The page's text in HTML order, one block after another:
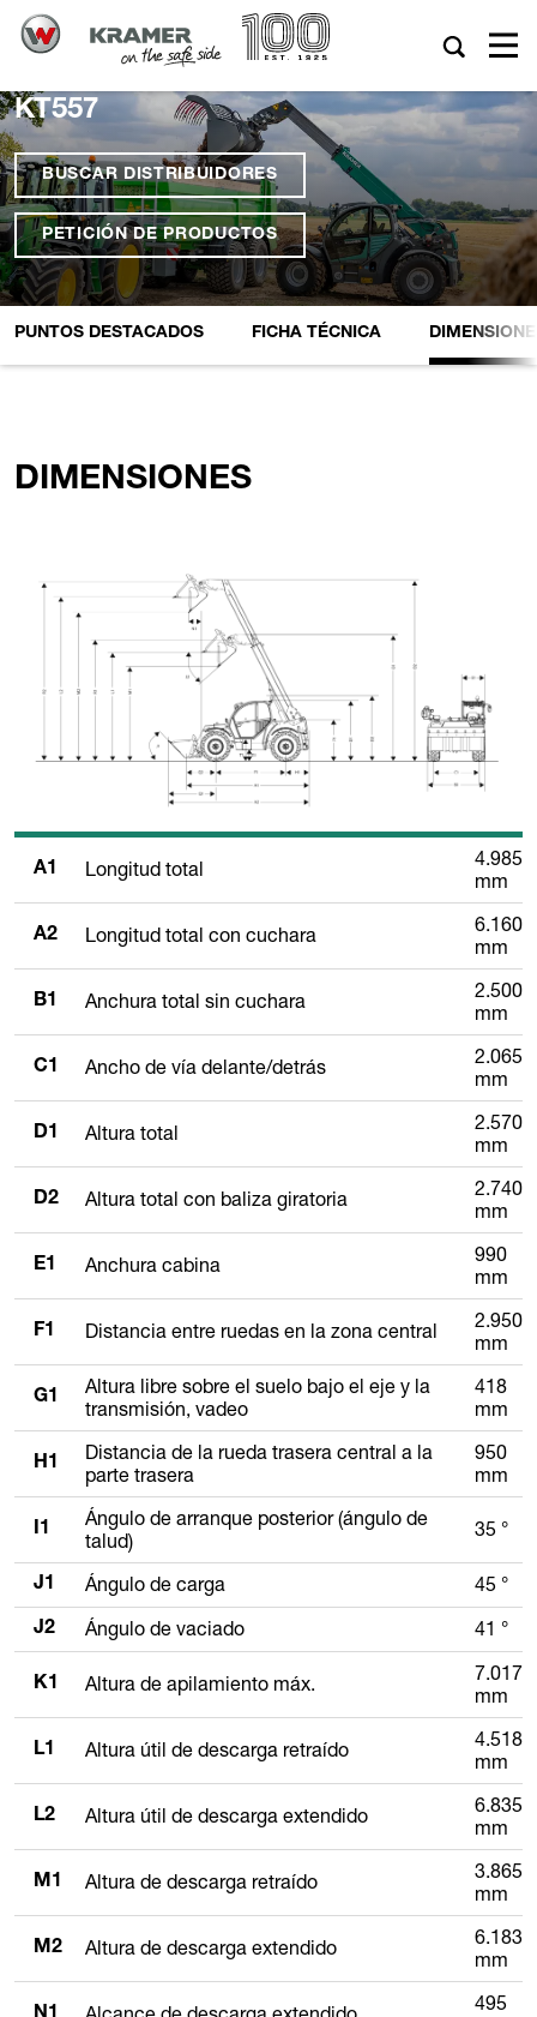
KT557
BUSCAR DISTRIBUIDORES
PETICIÓN DE PRODUCTOS
PUNTOS DESTACADOS FICHA TÉCNICA
DIMENSIONES
A1 Longitud total
4.985
mm
A2 Longitud total con cuchara
6.160
mm
B1 Anchura total sin cuchara
2.500
mm
C1 Ancho de vía delante/detrás
2.065
mm
D1 Altura total
2.570
mm
D2 Altura total con baliza giratoria
2.740
mm
E1 Anchura cabina
990
mm
F1 Distancia entre ruedas en la zona central
2.950
mm
G1
Altura libre sobre el suelo bajo el eje y la
transmisión, vadeo
418
mm
H1
Distancia de la rueda trasera central a la
parte trasera
950
mm
I1
Ángulo de arranque posterior (ángulo de
talud)
35 °
J1 Ángulo de carga 45 °
J2 Ángulo de vaciado 41 °
K1 Altura de apilamiento máx.
7.017
mm
L1 Altura útil de descarga retraído
4.518
mm
L2 Altura útil de descarga extendido
6.835
mm
M1 Altura de descarga retraído
3.865
mm
M2 Altura de descarga extendido
6.183
mm
495